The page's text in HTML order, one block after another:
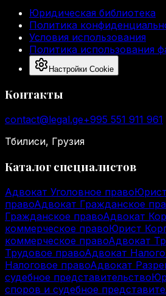
Юридическая библиотека
Политика
Условия использования
Политика использования
Настройки Cookie
Контакты
contact@legal.ge+995 551 911 961
Тбилиси, Грузия
Каталог специалистов
Адвокат Уголовное право
правоАдвокат Гражданское
Гражданское правоАдвокат
коммерческое правоЮрист
коммерческое правоАдвокат
Трудовое правоАдвокат
Налоговое правоАдвокат
судебное представительство
споров и судебное